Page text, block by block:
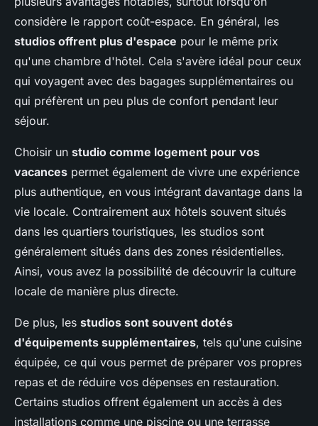
considère le rapport coût-espace. En général, les
studios offrent plus d'espace pour le même prix
qu'une chambre d'hôtel. Cela s'avère idéal pour ceux
qui voyagent avec des bagages supplémentaires ou
qui préfèrent un peu plus de confort pendant leur
séjour.
Choisir un studio comme logement pour vos
vacances permet également de vivre une expérience
plus authentique, en vous intégrant davantage dans la
vie locale. Contrairement aux hôtels souvent situés
dans les quartiers touristiques, les studios sont
généralement situés dans des zones résidentielles.
Ainsi, vous avez la possibilité de découvrir la culture
locale de manière plus directe.
De plus, les studios sont souvent dotés
d'équipements supplémentaires, tels qu'une cuisine
équipée, ce qui vous permet de préparer vos propres
repas et de réduire vos dépenses en restauration.
Certains studios offrent également un accès à des
installations comme une piscine ou une terrasse